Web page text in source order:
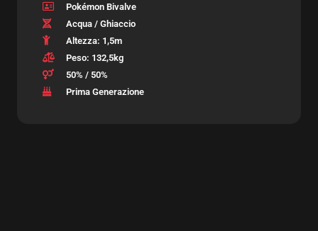
Pokémon Bivalve
Acqua / Ghiaccio
Altezza: 1,5m
Peso: 132,5kg
50% / 50%
Prima Generazione